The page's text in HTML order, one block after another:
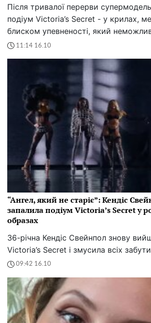
Після тривалої перерви
подіум Victoria’s Secret - у крилах,
блиском упевненості, який
11:14 16.10
“Ангел, який не старіє”: Кендіс
запалила подіум Victoria’s Secret у
образах
36-річна Кендіс Свейнпол знову
Victoria’s Secret і змусила всіх
09:42 16.10